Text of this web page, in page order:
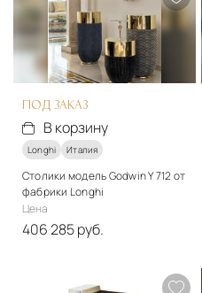
Подробнее
В корзину
ПОД ЗАКАЗ
В корзину
Longhi Италия
Столики модель Godwin Y 712 от
фабрики Longhi
Цена
406 285 руб.